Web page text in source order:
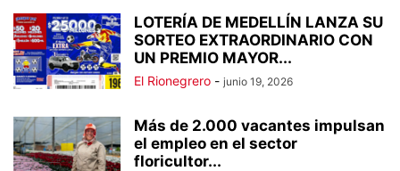
LOTERÍA DE MEDELLÍN LANZA SU
SORTEO EXTRAORDINARIO CON
UN PREMIO MAYOR...
El Rionegrero - junio 19, 2026
Más de 2.000 vacantes impulsan
el empleo en el sector
floricultor...